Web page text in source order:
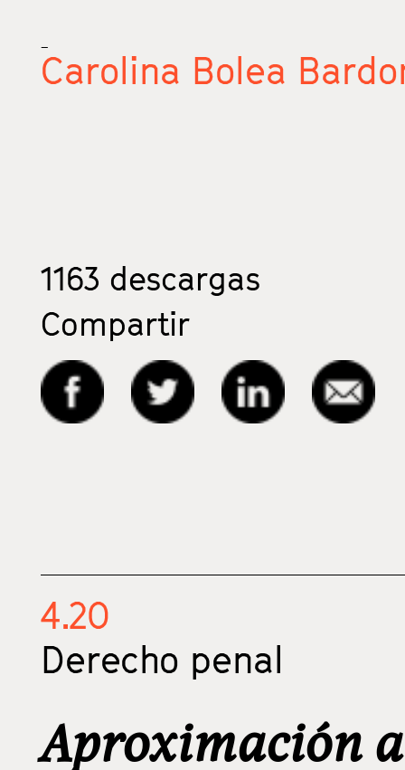
_
Carolina Bolea
1163 descargas
Compartir
4.20
Derecho penal
Aproximación